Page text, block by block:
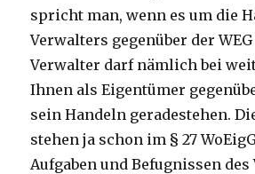
spricht man, wenn es um die
Verwalters gegenüber der
Verwalter darf nämlich bei
Ihnen als Eigentümer
sein Handeln geradestehen.
stehen ja schon im § 27
Aufgaben und Befugnissen